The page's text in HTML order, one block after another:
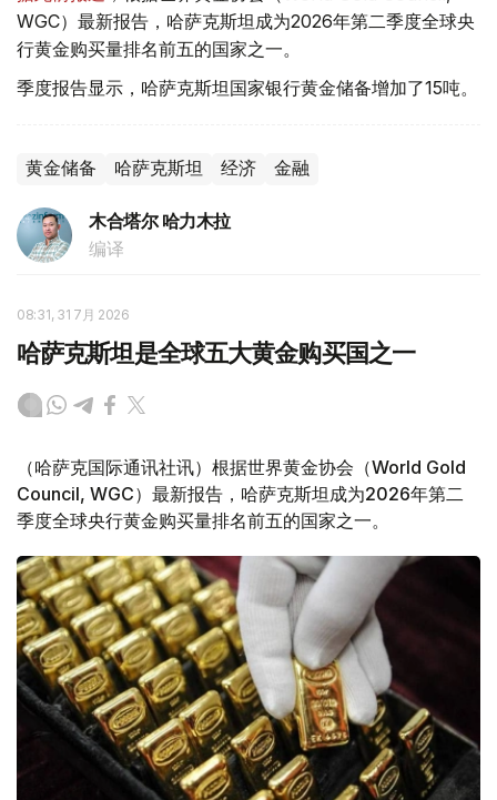
WGC）最新报告，哈萨克斯坦成为2026年第二季度全球央
行黄金购买量排名前五的国家之一。
季度报告显示，哈萨克斯坦国家银行黄金储备增加了15吨。
黄金储备 哈萨克斯坦 经济 金融
木合塔尔 哈力木拉
编译
08:31, 31 7月 2026
哈萨克斯坦是全球五大黄金购买国之一
（哈萨克国际通讯社讯）根据世界黄金协会（World Gold
Council, WGC）最新报告，哈萨克斯坦成为2026年第二
季度全球央行黄金购买量排名前五的国家之一。